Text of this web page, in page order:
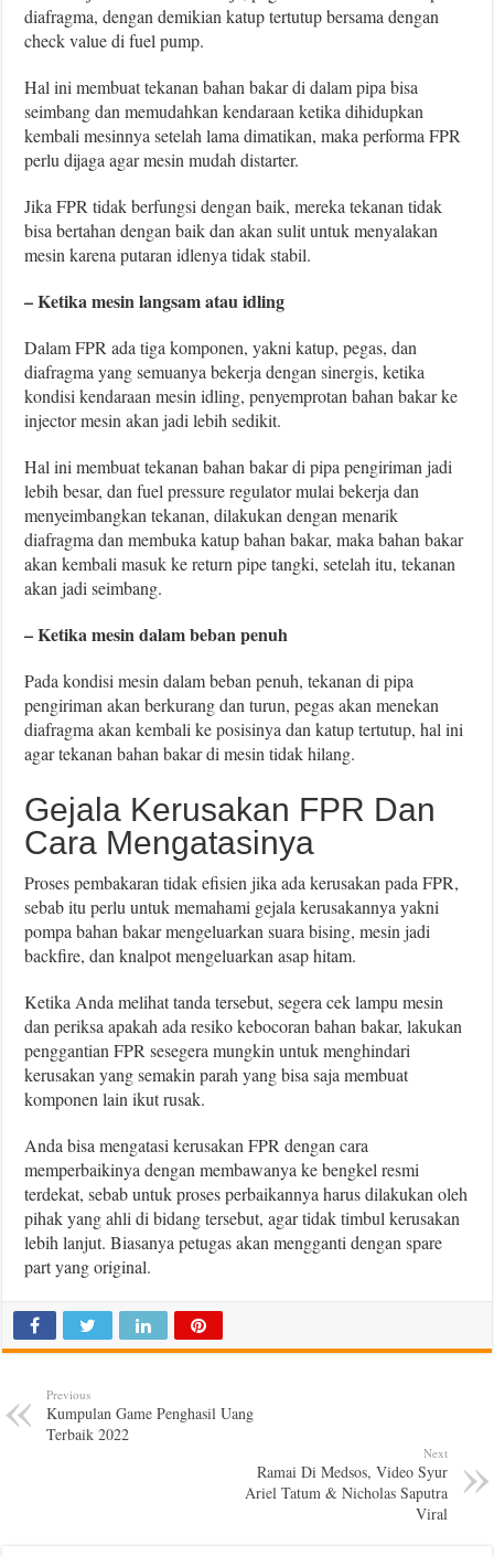
diafragma, dengan demikian katup tertutup bersama dengan
check value di fuel pump.
Hal ini membuat tekanan bahan bakar di dalam pipa bisa
seimbang dan memudahkan kendaraan ketika dihidupkan
kembali mesinnya setelah lama dimatikan, maka performa FPR
perlu dijaga agar mesin mudah distarter.
Jika FPR tidak berfungsi dengan baik, mereka tekanan tidak
bisa bertahan dengan baik dan akan sulit untuk menyalakan
mesin karena putaran idlenya tidak stabil.
– Ketika mesin langsam atau idling
Dalam FPR ada tiga komponen, yakni katup, pegas, dan
diafragma yang semuanya bekerja dengan sinergis, ketika
kondisi kendaraan mesin idling, penyemprotan bahan bakar ke
injector mesin akan jadi lebih sedikit.
Hal ini membuat tekanan bahan bakar di pipa pengiriman jadi
lebih besar, dan fuel pressure regulator mulai bekerja dan
menyeimbangkan tekanan, dilakukan dengan menarik
diafragma dan membuka katup bahan bakar, maka bahan bakar
akan kembali masuk ke return pipe tangki, setelah itu, tekanan
akan jadi seimbang.
– Ketika mesin dalam beban penuh
Pada kondisi mesin dalam beban penuh, tekanan di pipa
pengiriman akan berkurang dan turun, pegas akan menekan
diafragma akan kembali ke posisinya dan katup tertutup, hal ini
agar tekanan bahan bakar di mesin tidak hilang.
Gejala Kerusakan FPR Dan
Cara Mengatasinya
Proses pembakaran tidak efisien jika ada kerusakan pada FPR,
sebab itu perlu untuk memahami gejala kerusakannya yakni
pompa bahan bakar mengeluarkan suara bising, mesin jadi
backfire, dan knalpot mengeluarkan asap hitam.
Ketika Anda melihat tanda tersebut, segera cek lampu mesin
dan periksa apakah ada resiko kebocoran bahan bakar, lakukan
penggantian FPR sesegera mungkin untuk menghindari
kerusakan yang semakin parah yang bisa saja membuat
komponen lain ikut rusak.
Anda bisa mengatasi kerusakan FPR dengan cara
memperbaikinya dengan membawanya ke bengkel resmi
terdekat, sebab untuk proses perbaikannya harus dilakukan oleh
pihak yang ahli di bidang tersebut, agar tidak timbul kerusakan
lebih lanjut. Biasanya petugas akan mengganti dengan spare
part yang original.
Previous
Kumpulan Game Penghasil Uang
Terbaik 2022
Next
Ramai Di Medsos, Video Syur
Ariel Tatum & Nicholas Saputra
Viral